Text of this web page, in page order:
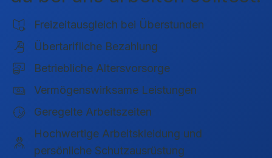
Freizeitausgleich bei Überstunden
Übertarifliche Bezahlung
Betriebliche Altersvorsorge
Vermögenswirksame Leistungen
Geregelte Arbeitszeiten
Hochwertige Arbeitskleidung und
persönliche Schutzausrüstung